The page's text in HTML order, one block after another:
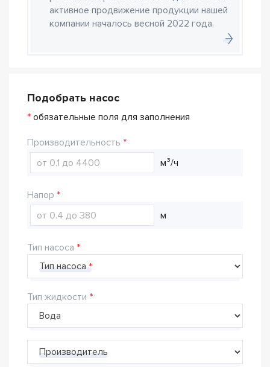
активное продвижение продукции нашей
компании началось весной 2022 года.
Подобрать насос
* обязательные поля для заполнения
Производительность
м³/ч
Напор
м
Тип насоса
Тип насоса
Тип жидкости
Производитель